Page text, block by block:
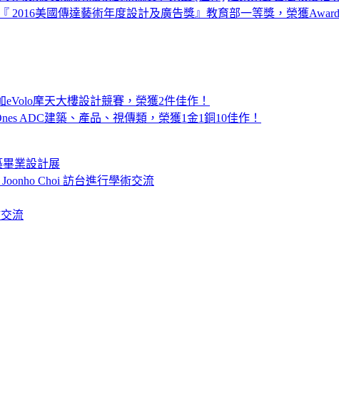
2016美國傳達藝術年度設計及廣告獎』教育部一等獎，榮獲Award
摩天大樓設計競賽，榮獲2件佳作！
ADC建築、產品、視傳類，榮獲1金1銅10佳作！
業設計展
Choi 訪台進行學術交流
流